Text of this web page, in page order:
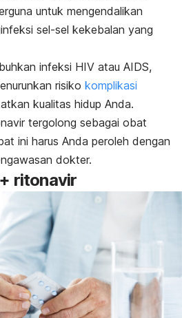
untuk mengendalikan
sel-sel kekebalan yang
infeksi HIV atau AIDS,
risiko komplikasi
kualitas hidup Anda.
tergolong sebagai obat
ini harus Anda peroleh dengan
dokter.
ritonavir